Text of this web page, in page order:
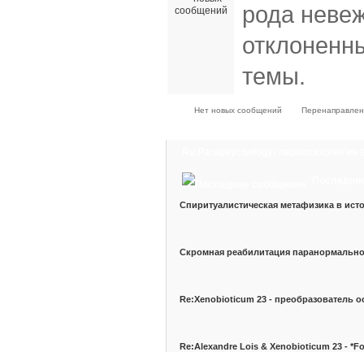
рода
темы.
Нет новых сообщений
Спиритуалистическая метафизика в
Скромная реабилитация
Re:Xenobioticum 23 - преобразователь
Re:Alexandre Lois & Xenobioticum 23 -